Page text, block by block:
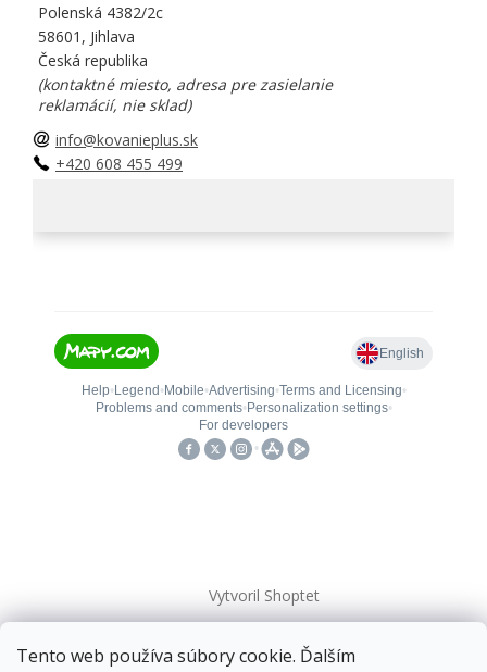
Tento web používa súbory cookie. Ďalším
Polenská 4382/2c
58601, Jihlava
Česká republika
(kontaktné miesto, adresa pre zasielanie
reklamácií, nie sklad)
info@kovanieplus.sk
+420 608 455 499
Vytvoril Shoptet
Copyright 2026kovanieplus. Všetky práva vyhradené.